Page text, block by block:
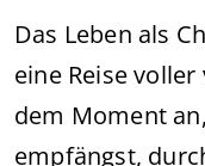
Das Leben als
eine Reise
dem Moment
empfängst,